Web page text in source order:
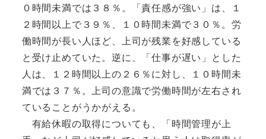
０時間未満では３８％。「責任感が強い」は、１
２時間以上で３９％、１０時間未満で３０％。労
働時間が長い人ほど、上司が残業を好感している
と受け止めていた。逆に、「仕事が遅い」とした
人は、１２時間以上の２６％に対し、１０時間未
満では３７％。上司の意識で労働時間が左右され
ていることがうかがえる。
有給休暇の取得についても、「時間管理が上